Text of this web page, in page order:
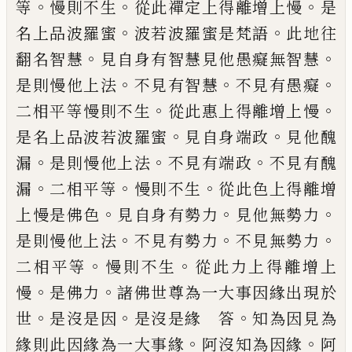
等 。 慢則不生 。 從此禪定上得離增上慢 。 是
名上品波羅蜜 。 波若波羅蜜是梵語 。 此地往
翻名智慧 。 見自身有智慧見他愚癡無智慧 。
是則慢他上法 。 不 見有智慧 。 不見有愚癡 。
二相平等慢則不生 。 從此惠上得離增上慢 。
是名上品波若波羅蜜 。 見自身端政 。 見他醜
漏 。 是則慢他上法 。 不見有端政 。 不見有醜
漏 。 二相平等 。 慢則不生 。 從此色上得離增
上慢是佛色 。 見自身有勢力 。 見他無勢力 。
是則慢他上法 。 不見有勢力 。 不見無勢力 。
二相平等 。 慢則不生 。 從此力上得離增上
慢 。 是佛力 。諸佛世尊為一大事因緣出現於
世 。 是沒是因 。 是沒是緣 答 。知為因見為
緣則此因緣為一大事緣 。 阿沒知為因緣 。 阿